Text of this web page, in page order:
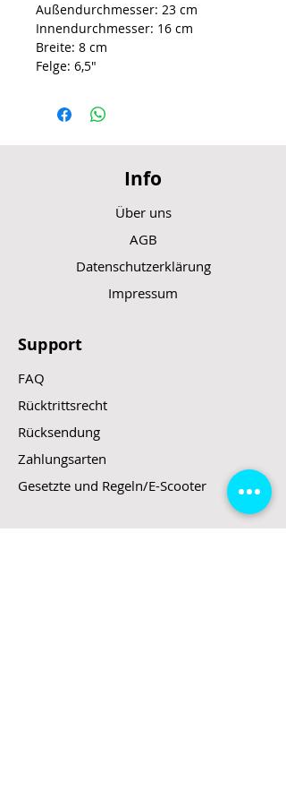
Außendurchmesser: 23 cm
Innendurchmesser: 16 cm
Breite: 8 cm
Felge: 6,5″
Info
Über uns
AGB
Datenschutzerklärung
Impressum
Support
FAQ
Rücktrittsrecht
Rücksendung
Zahlungsarten
Gesetzte und Regeln/E-Scooter